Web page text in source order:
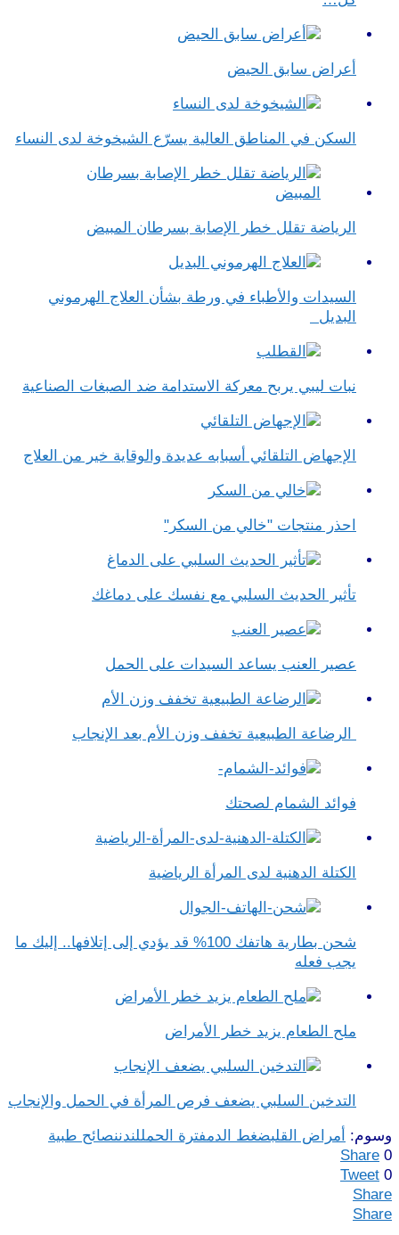
أعراض سابق الحيض
السكن في المناطق العالية يسرّع الشيخوخة لدى النساء
الرياضة تقلل خطر الإصابة بسرطان المبيض
السيدات والأطباء في ورطة بشأن العلاج الهرموني
البديل
نبات ليبي يربح معركة الاستدامة ضد الصبغات الصناعية
الإجهاض التلقائي أسبابه عديدة والوقاية خير من العلاج
احذر منتجات "خالي من السكر"
تأثير الحديث السلبي مع نفسك على دماغك
عصير العنب يساعد السيدات على الحمل
الرضاعة الطبيعية تخفف وزن الأم بعد الإنجاب
فوائد الشمام لصحتك
الكتلة الدهنية لدى المرأة الرياضية
شحن بطارية هاتفك 100% قد يؤدي إلى إتلافها.. إليك ما
يجب فعله
ملح الطعام يزيد خطر الأمراض
التدخين السلبي يضعف فرص المرأة في الحمل والإنجاب
وسوم: أمراض القلبضغط الدمفترة الحمللندننصائح طبية
Share 0
Tweet 0
Share
Share